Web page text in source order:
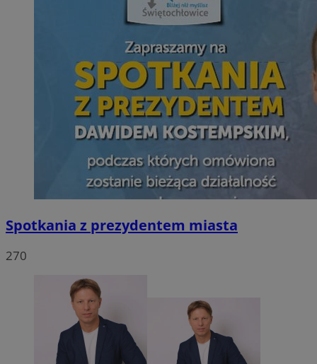
Spotkania z prezydentem miasta
270